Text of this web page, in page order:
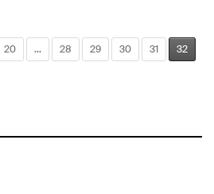
20 ... 28 29 30 31 32